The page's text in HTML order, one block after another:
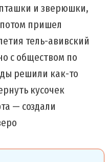
и зверюшки,
пришел
тель-авивский
с обществом по
решили как-то
кусочек
— создали